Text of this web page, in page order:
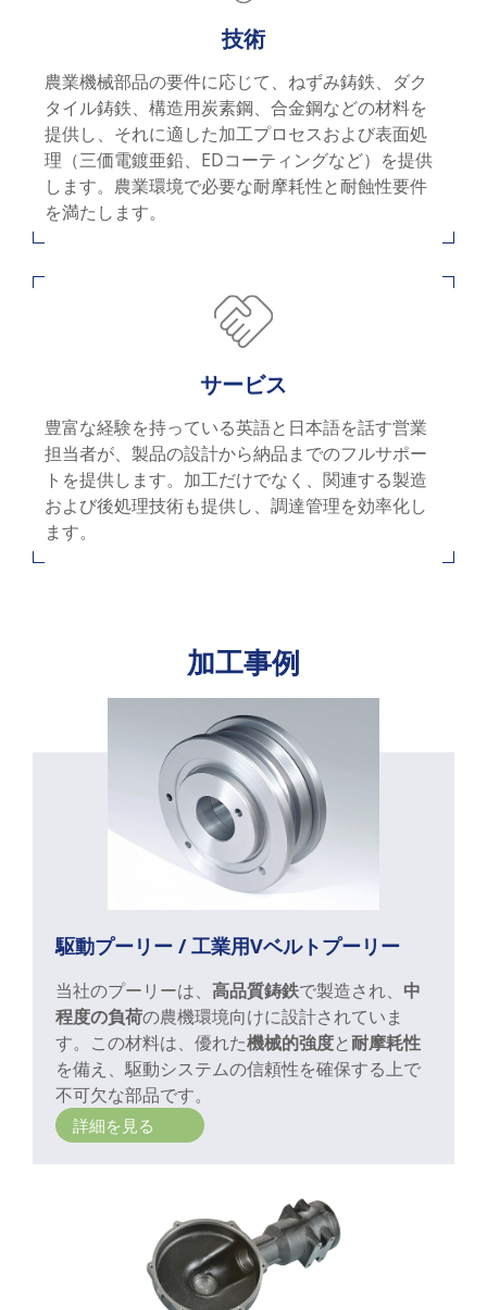
技術
農業機械部品の要件に応じて、ねずみ鋳鉄、ダク
タイル鋳鉄、構造用炭素鋼、合金鋼などの材料を
提供し、それに適した加工プロセスおよび表面処
理（三価電鍍亜鉛、EDコーティングなど）を提供
します。農業環境で必要な耐摩耗性と耐蝕性要件
を満たします。
サービス
豊富な経験を持っている英語と日本語を話す営業
担当者が、製品の設計から納品までのフルサポー
トを提供します。加工だけでなく、関連する製造
および後処理技術も提供し、調達管理を効率化し
ます。
加工事例
駆動プーリー / 工業用Vベルトプーリー
当社のプーリーは、高品質鋳鉄で製造され、 中
程度の負荷の農機環境向けに設計されていま
す。この材料は、優れた機械的強度と耐摩耗性
を備え、駆動システムの信頼性を確保する上で
不可欠な部品です。
詳細を見る